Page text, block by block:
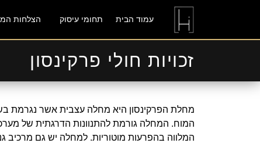
עמוד הבית תחומי עיסוק הצלחות
זכויות חולי פרקינסון
מחלת הפרקינסון היא מחלה עצבית אשר נגרמת
המוח. המחלה גורמת להתנוונות הדרגתית של
המלווה בהפרעות מוטוריות. למחלה יש גם מרכיב